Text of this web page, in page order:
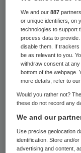
reageren
Om de
te verbeteren
babysterfte
verloskundige
en KNOV zich
aanpak van
initiatief is
We and our887
or unique identifiers, on
technologies to support
process data to
disable them. If
be as relevant to you.
withdraw consent at
bottom of the webpage.
more details, refer to
Would you rather not?
these do not record any
We and our
Use precise geolocation
identification. Store and/
advertising and content,